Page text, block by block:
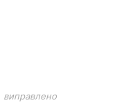
виправлено